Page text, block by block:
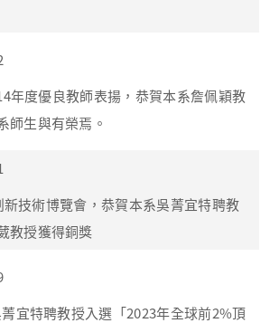
年度優良教師表揚，恭賀本系詹佩穎教
師生與有榮焉。
新技術博覽會，恭賀本系吳菁宜特聘教
教授獲得銅獎
宜特聘教授入選「2023年全球前2%頂